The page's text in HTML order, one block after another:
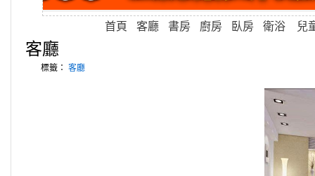
首頁 客廳 書房 廚房 臥房 衛浴 兒
客廳
標籤： 客廳